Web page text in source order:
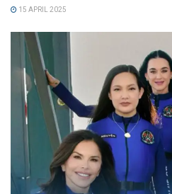
15 APRIL 2025